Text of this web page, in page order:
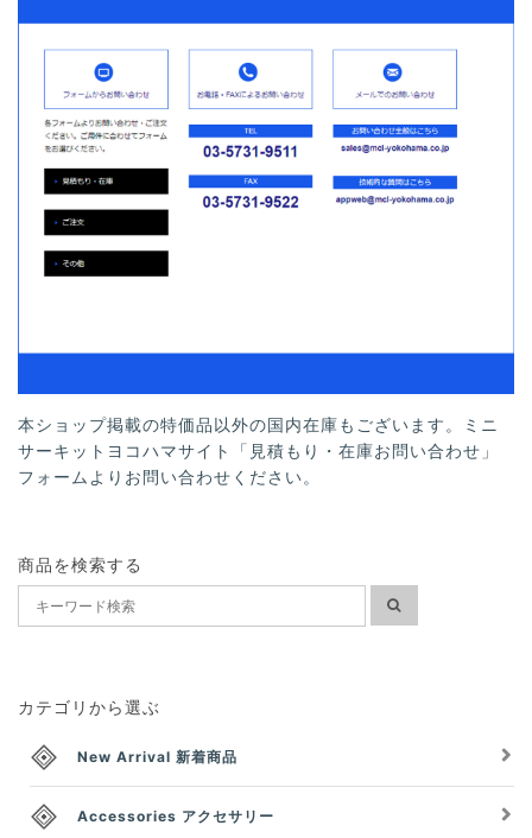
本ショップ掲載の特価品以外の国内在庫もございます。ミニ
サーキットヨコハマサイト「見積もり・在庫お問い合わせ」
フォームよりお問い合わせください。
商品を検索する
カテゴリから選ぶ
New Arrival 新着商品
Accessories アクセサリー